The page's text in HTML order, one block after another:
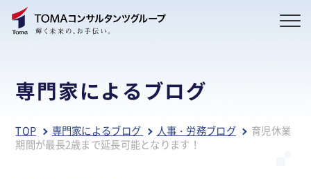
専門家によるブログ
TOP 専門家によるブログ 人事・労務ブログ
育児休業
期間が最長2歳まで延長可能となります！